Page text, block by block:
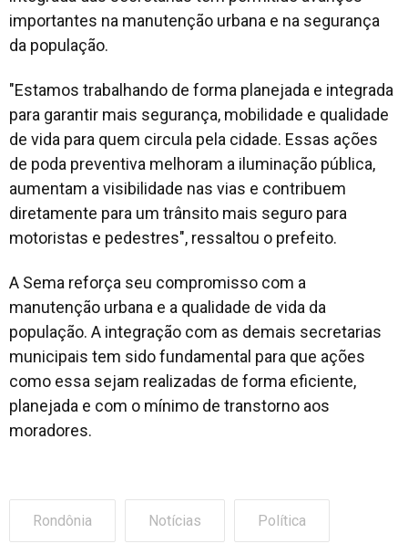
importantes na manutenção urbana e na segurança
da população.
"Estamos trabalhando de forma planejada e integrada
para garantir mais segurança, mobilidade e qualidade
de vida para quem circula pela cidade. Essas ações
de poda preventiva melhoram a iluminação pública,
aumentam a visibilidade nas vias e contribuem
diretamente para um trânsito mais seguro para
motoristas e pedestres", ressaltou o prefeito.
A Sema reforça seu compromisso com a
manutenção urbana e a qualidade de vida da
população. A integração com as demais secretarias
municipais tem sido fundamental para que ações
como essa sejam realizadas de forma eficiente,
planejada e com o mínimo de transtorno aos
moradores.
Rondônia Notícias Política